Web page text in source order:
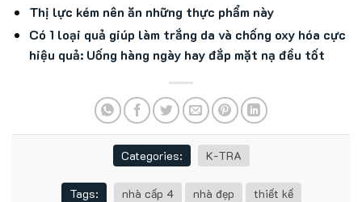
Thị lực kém nên ăn những thực phẩm này
Có 1 loại quả giúp làm trắng da và chống oxy hóa cực
hiệu quả: Uống hàng ngày hay đắp mặt nạ đều tốt
Categories: K-TRA
Tags: nhà cấp 4 nhà đẹp thiết kế